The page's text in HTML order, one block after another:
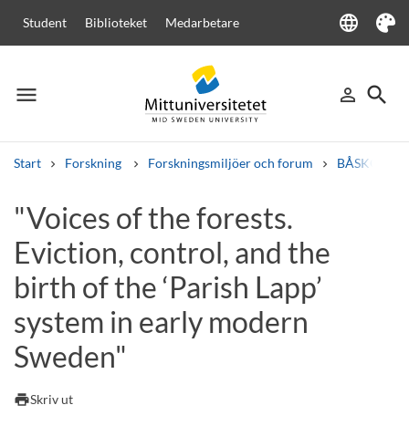
Student Biblioteket Medarbetare language
Language
Tema
menu
Meny person_outline
Logga in
search
Sök
Start Forskning Forskningsmiljöer och forum BÅSKOES
Andra söktjänster
Kurser och programKursplaner Välkomstbrev Personal
Lediga jobb
"Voices of the forests.
Eviction, control, and the
birth of the ‘Parish Lapp’
system in early modern
Sweden"
printSkriv ut